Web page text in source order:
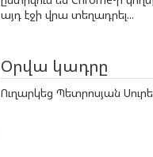
այդ էջի վրա տեղադրել...
Օրվա կադրը
Ուղարկեց Պետրոսյան